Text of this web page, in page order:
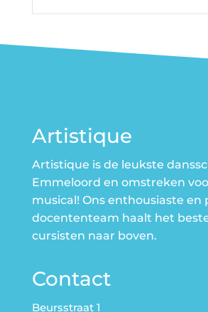
Artistique
Artistique is de leukste
Emmeloord en omstreken
musical! Ons enthousiaste en
docententeam haalt het
cursisten naar boven.
Contact
Beursstraat 1